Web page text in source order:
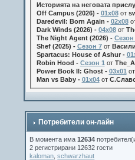
Историята на неговата
Off Campus (2026) - 01x08от
Daredevil: Born Again - 02x08
Dark Winds (2026) - 04x08от
The Night Agent (2026) - Сезон
Shef (2025) - Сезон 7от
Spartacus: House of Ashur -
Robin Hood - Сезон 1 от
Power Book II: Ghost - 03x01 от
Man vs Baby - 01x04от
Потребители он-лайн
В момента има12634
2 регистрирани 12632 гости
kaloman ,schwarzhaut